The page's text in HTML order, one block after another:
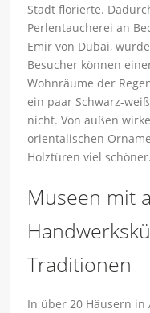
Stadt florierte.
Perlentaucherei an
Emir von Dubai,
Besucher können
Wohnräume der
ein paar Schwarz-
nicht. Von außen
orientalischen
Holztüren viel schöner.
Museen mit
Traditionen
In über 20 Häusern